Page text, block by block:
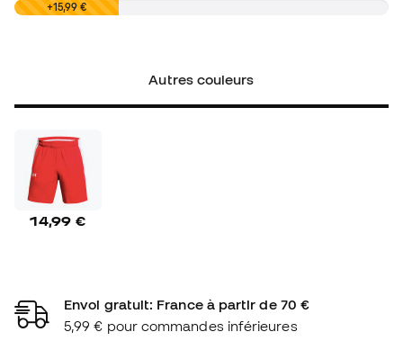
0,00 €+15,99 €
Autres couleurs
14,99 €
Envoi gratuit: France à partir de 70 €
5,99 € pour commandes inférieures